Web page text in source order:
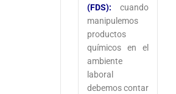
(FDS):
cuando
manipulemos
productos
químicos en el
ambiente
laboral
debemos contar